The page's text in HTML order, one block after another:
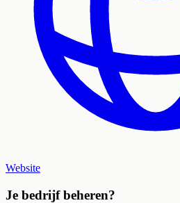
Website
Je bedrijf beheren?